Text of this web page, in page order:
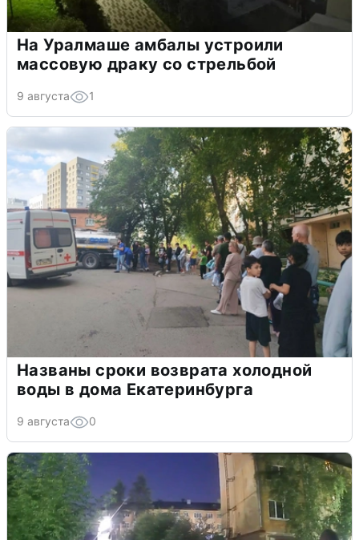
На Уралмаше амбалы устроили
массовую драку со стрельбой
9 августа 1
Названы сроки возврата холодной
воды в дома Екатеринбурга
9 августа 0